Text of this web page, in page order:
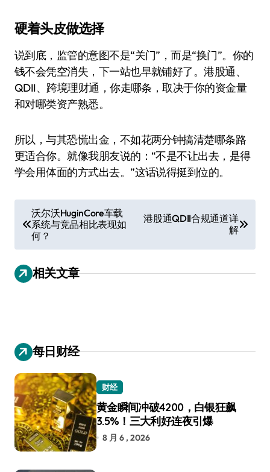
硬着头皮做选择
说到底，监管的意图不是“关门”，而是“换门”。你的
钱不会凭空消失，下一站也早就铺好了。港股通、
QDII、跨境理财通，你走哪条，取决于你的资金量
和对哪类资产熟悉。
所以，与其恐慌出金，不如花两分钟搞清楚哪条路
更适合你。就像我朋友说的：“不是不让出去，是得
学会用体面的方式出去。”这话说得挺到位的。
章
导
航
沃尔沃HuginCore车载
系统与竞品相比表现如
何？
港股通QDII合规通道详
解
相关文章
每日财经
财经
黄金瞬间冲破4200，白银狂飙
3.5%！三大利好连夜引爆
8 月 6 , 2026